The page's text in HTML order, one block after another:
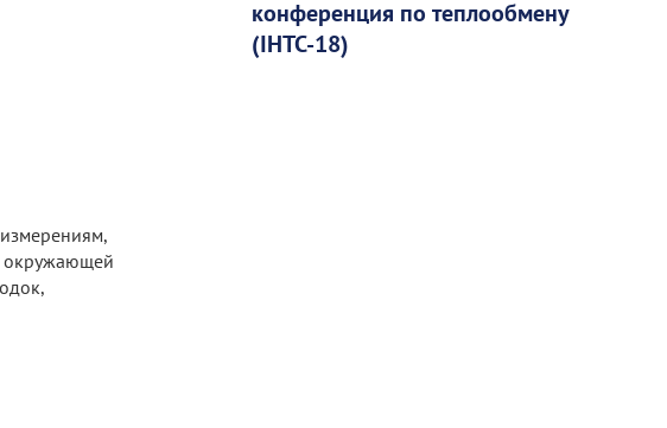
окружающей
конференция по теплообмену
(IHTC-18)